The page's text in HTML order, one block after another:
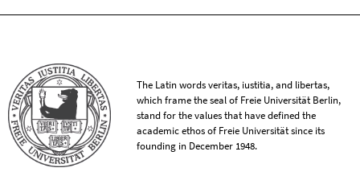
The Latin words veritas, iustitia, and libertas,
which frame the seal of Freie Universität Berlin,
stand for the values that have defined the
academic ethos of Freie Universität since its
founding in December 1948.